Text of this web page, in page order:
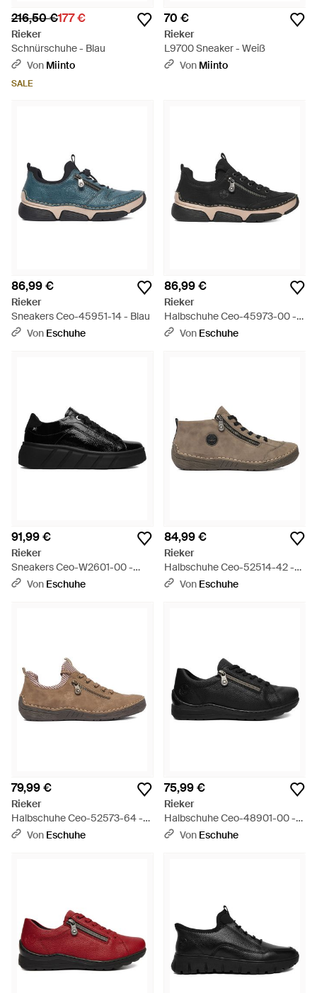
216,50 €177 €
Rieker
Schnürschuhe - Blau
Von Miinto
SALE
70 €
Rieker
L9700 Sneaker - Weiß
Von Miinto
86,99 €
Rieker
Sneakers Ceo-45951-14 - Blau
Von Eschuhe
86,99 €
Rieker
Halbschuhe Ceo-45973-00 -
Schwarz
Von Eschuhe
91,99 €
Rieker
Sneakers Ceo-W2601-00 -
Schwarz
Von Eschuhe
84,99 €
Rieker
Halbschuhe Ceo-52514-42 -
Braun
Von Eschuhe
79,99 €
Rieker
Halbschuhe Ceo-52573-64 -
Braun
Von Eschuhe
75,99 €
Rieker
Halbschuhe Ceo-48901-00 -
Schwarz
Von Eschuhe